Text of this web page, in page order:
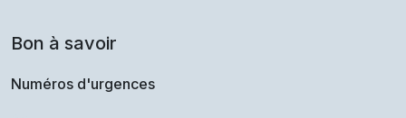
Bon à savoir
Numéros d'urgences